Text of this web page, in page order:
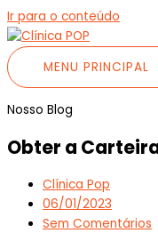
Ir para o conteúdo
MENU PRINCIPAL
Nosso Blog
Obter a
Clínica Pop
06/01/2023
Sem Comentários